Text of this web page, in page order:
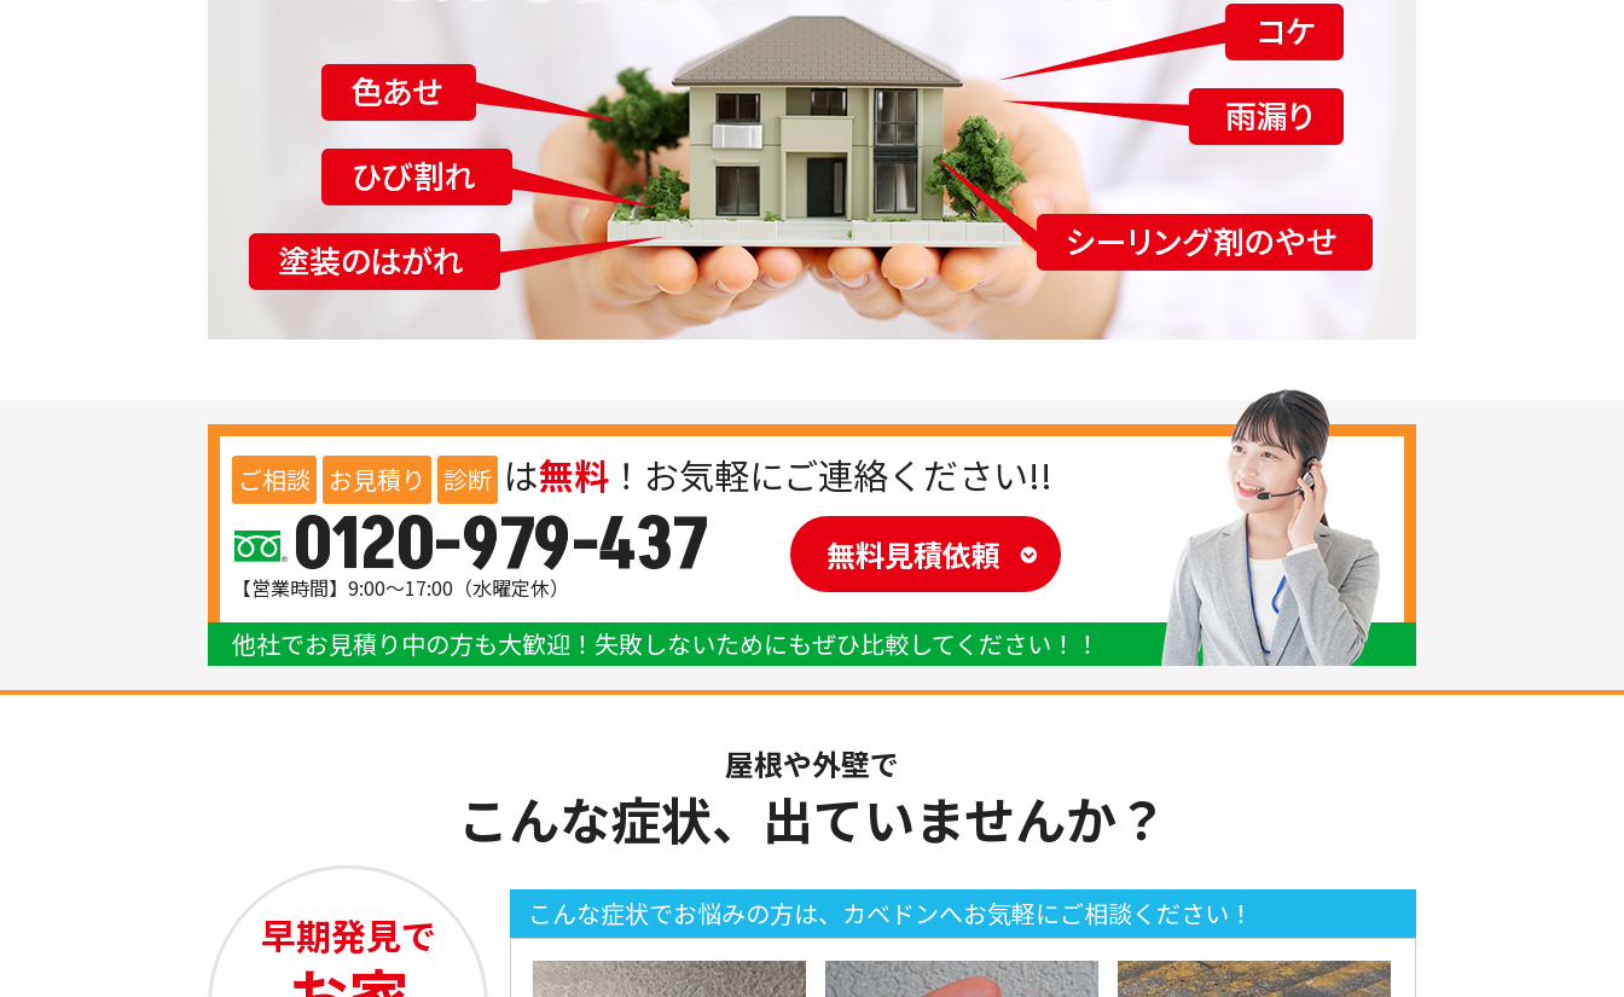
ご相談 お見積り 診断 は無料 ！ お気軽にご連絡ください!!
0120-979-437
【営業時間】9:00～17:00（水曜定休）
無料見積依頼
他社でお見積り中の方も大歓迎！失敗しないためにもぜひ比較してください！！
屋根や外壁で
こんな症状、 出ていませんか？
こんな症状でお悩みの方は、 カベドンへお気軽にご相談ください！
早期発見で